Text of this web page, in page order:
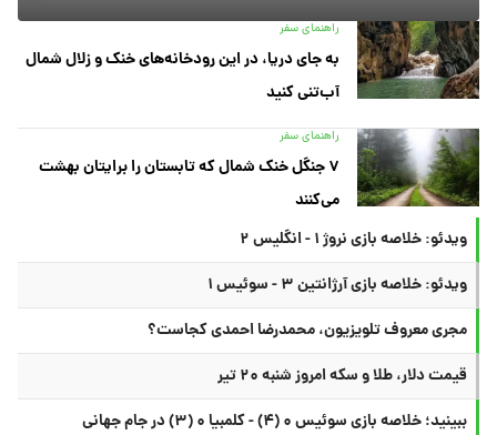
راهنمای سفر
به جای دریا، در این رودخانه‌های خنک و زلال شمال
آب‌تنی کنید
راهنمای سفر
۷ جنگل خنک شمال که تابستان را برایتان بهشت
می‌کنند
ویدئو: خلاصه بازی نروژ ۱ - انگلیس ۲
ویدئو: خلاصه بازی آرژانتین ۳ - سوئیس ۱
مجری معروف تلویزیون، محمدرضا احمدی کجاست؟
قیمت دلار، طلا و سکه امروز شنبه ۲۰ تیر
ببینید؛ خلاصه بازی سوئیس ۰ (۴) - کلمبیا ۰ (۳) در جام جهانی